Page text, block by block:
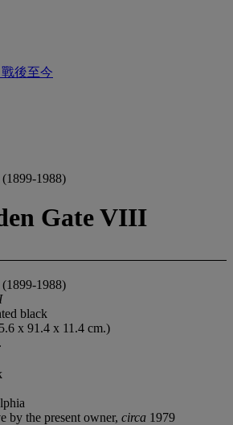
戰後至今
1988)
Gate VIII
1988)
black
x 91.4 x 11.4 cm.)
by the present owner, circa 1979